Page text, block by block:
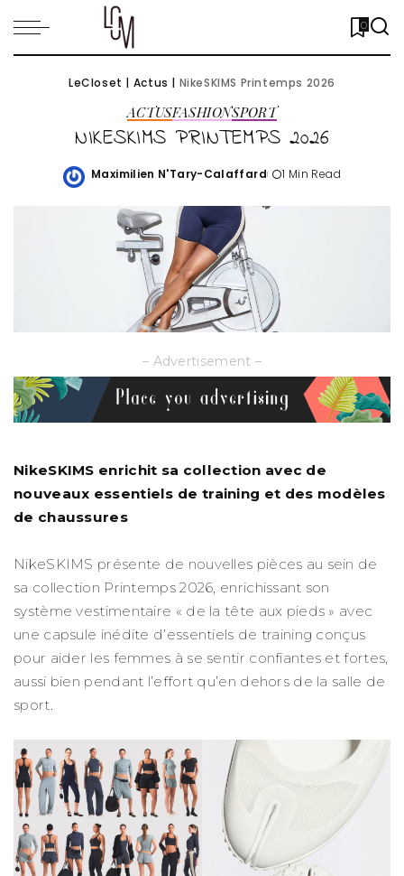
0
LeCloset | Actus | NikeSKIMS Printemps 2026
ACTUSFASHIONSPORT
NIKESKIMS PRINTEMPS 2026
Posted
Maximilien N'Tary-Calaffard 1 Min Read
– Advertisement –
NikeSKIMS enrichit sa collection avec de
nouveaux essentiels de training et des modèles
de chaussures
NikeSKIMS présente de nouvelles pièces au sein de
sa collection Printemps 2026, enrichissant son
système vestimentaire « de la tête aux pieds » avec
une capsule inédite d’essentiels de training conçus
pour aider les femmes à se sentir confiantes et fortes,
aussi bien pendant l’effort qu’en dehors de la salle de
sport.